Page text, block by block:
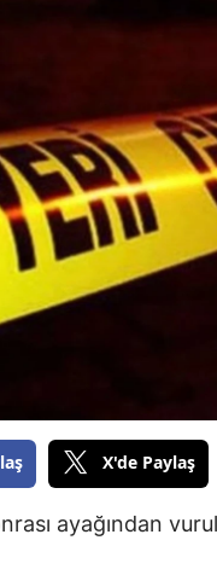
X'de Paylaş
ayağından